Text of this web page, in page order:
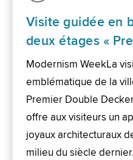
Visite guidée en
deux étages «
Modernism WeekLa
emblématique de la
Premier Double
offre aux visiteurs un
joyaux architecturaux
milieu du siècle dernier.